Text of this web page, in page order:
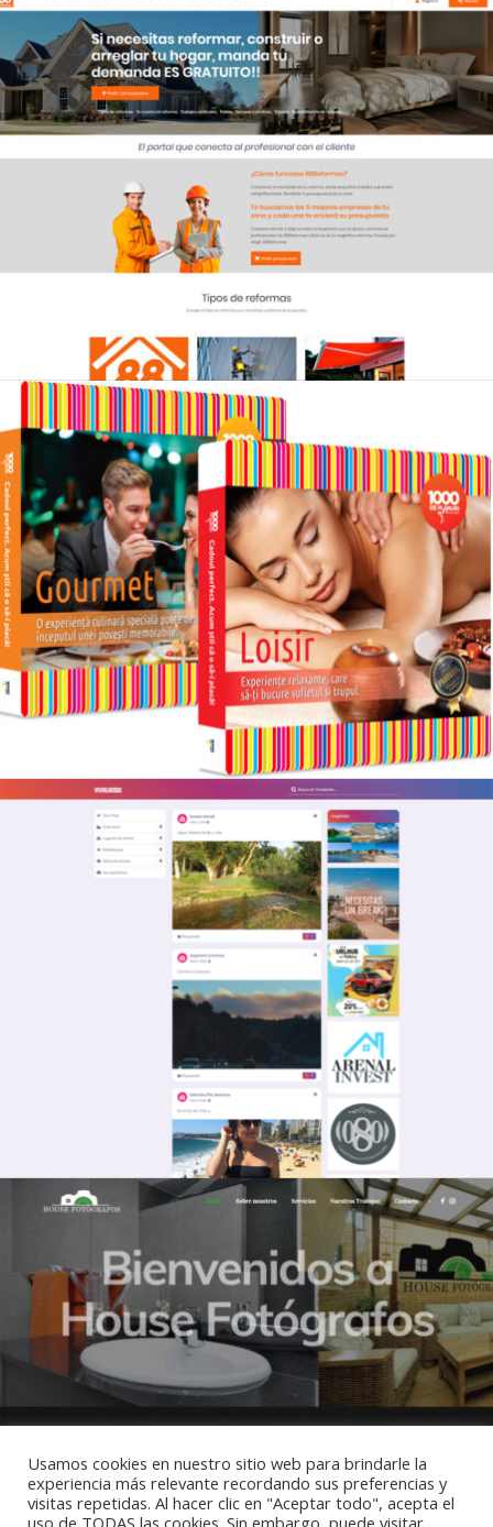
Usamos cookies en nuestro sitio web para brindarle la
experiencia más relevante recordando sus preferencias y
visitas repetidas. Al hacer clic en "Aceptar todo", acepta el
uso de TODAS las cookies. Sin embargo, puede visitar